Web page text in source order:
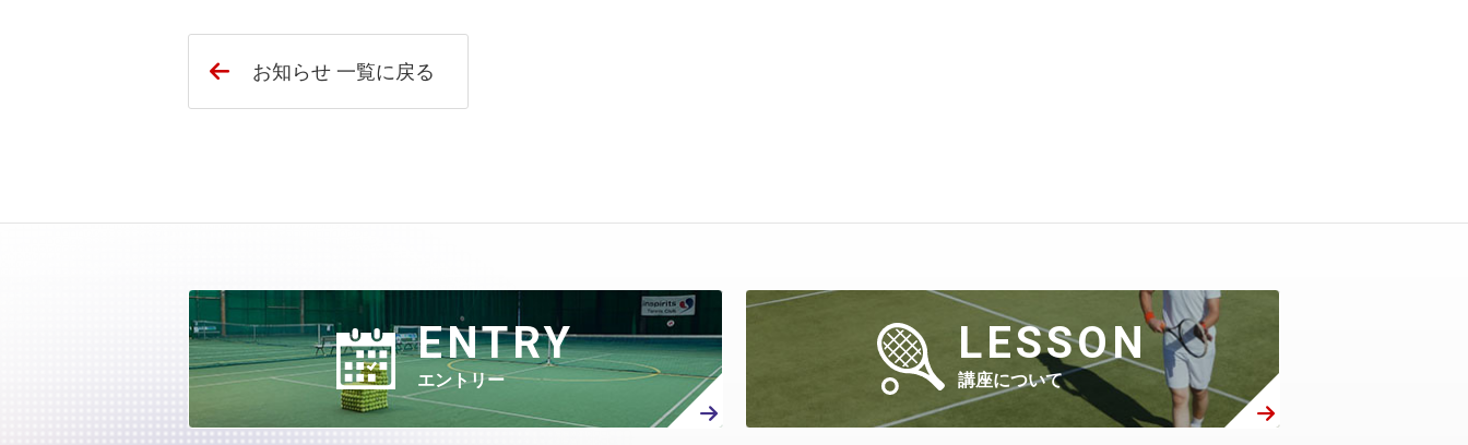
お知らせ 一覧に戻る
ENTRY
エントリー
LESSON
講座について